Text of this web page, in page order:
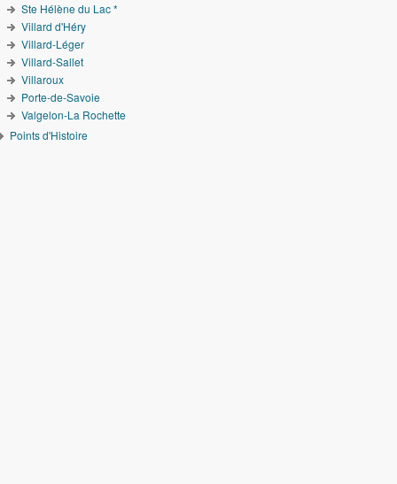
Ste Hélène du Lac *
Villard d'Héry
Villard-Léger
Villard-Sallet
Villaroux
Porte-de-Savoie
Valgelon-La Rochette
Points d'Histoire